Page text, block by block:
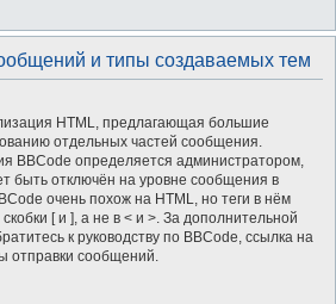
и типы создаваемых тем
HTML, предлагающая большие
отдельных частей сообщения.
BBCode определяется администратором,
быть отключён на уровне сообщения в
очень похож на HTML, но теги в нём
[ и ], а не в < и >. За дополнительной
к руководству по BBCode, ссылка на
отправки сообщений.